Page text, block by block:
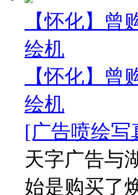
【怀化】
绘机
【怀化】
绘机
[广告喷绘写
天字广告与
始是购买了